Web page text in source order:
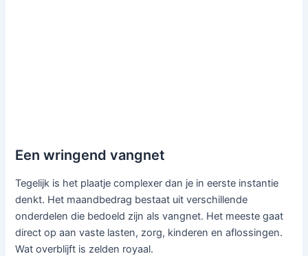
Een wringend vangnet
Tegelijk is het plaatje complexer dan je in eerste instantie
denkt. Het maandbedrag bestaat uit verschillende
onderdelen die bedoeld zijn als vangnet. Het meeste gaat
direct op aan vaste lasten, zorg, kinderen en aflossingen.
Wat overblijft is zelden royaal.